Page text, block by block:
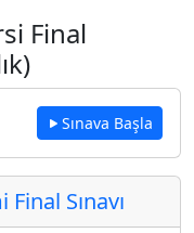
Final
Sınava Başla
Sınavı